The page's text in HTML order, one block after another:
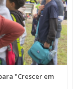
"Crescer em